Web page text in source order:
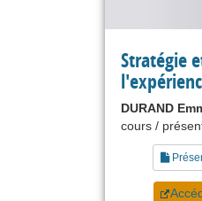
Stratégie
DURAND
cours /